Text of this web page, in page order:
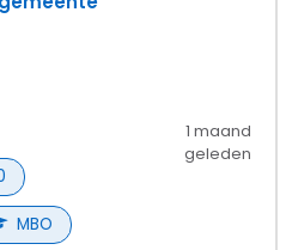
MBO
1 maand
geleden